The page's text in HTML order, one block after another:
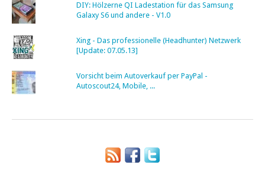
DIY: Hölzerne QI Ladestation für das Samsung
Galaxy S6 und andere - V1.0
Xing - Das professionelle (Headhunter) Netzwerk
[Update: 07.05.13]
Vorsicht beim Autoverkauf per PayPal -
Autoscout24, Mobile, ...